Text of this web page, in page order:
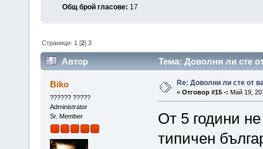
Общ брой гласове: 17
Страници: 1 [2]3
Автор Тема: Доволни ли сте
Biko
?????? ?????
Administrator
Sr. Member
Re: Доволни ли сте от
« Отговор #15 -: Май 19,
От 5 години
типичен